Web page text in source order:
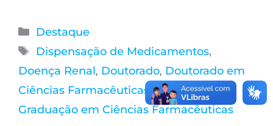
Destaque
Dispensação de Medicamentos,
Doença Renal, Doutorado, Doutorado em
Ciências Farmacêuticas ,DRC ,FCF,Pós-
Graduação em Ciências Farmacêuticas